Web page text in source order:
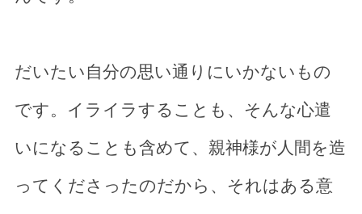
だいたい自分の思い通りにいかないもの
です。イライラすることも、そんな心遣
いになることも含めて、親神様が人間を造
ってくださったのだから、それはある意